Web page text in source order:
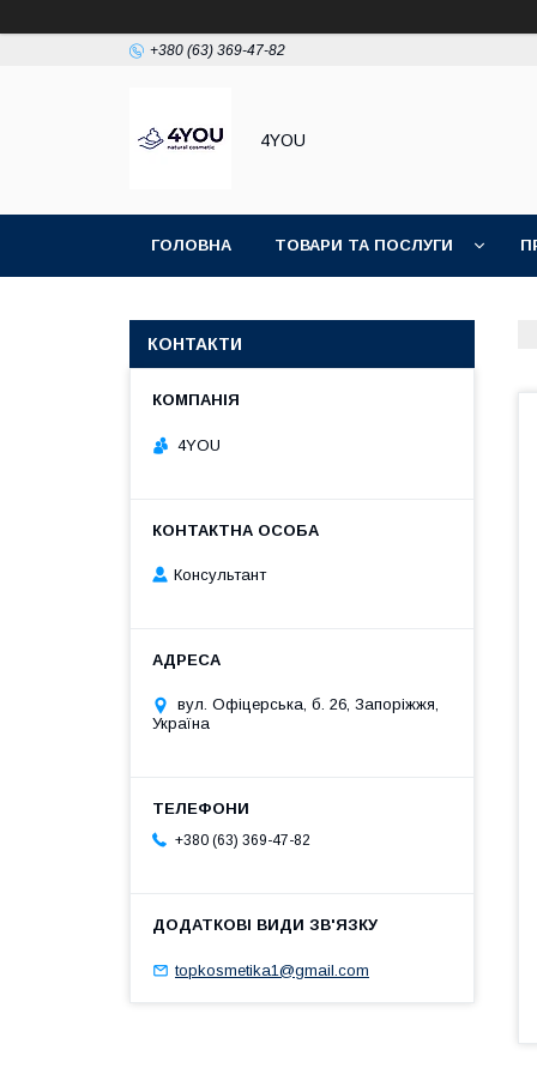
+380 (63) 369-47-82
4YOU
ГОЛОВНА ТОВАРИ ТА ПОСЛУГИ
КОНТАКТИ
4YOU
Консультант
вул. Офіцерська, б. 26, Запоріжжя,
Україна
+380 (63) 369-47-82
topkosmetika1@gmail.com